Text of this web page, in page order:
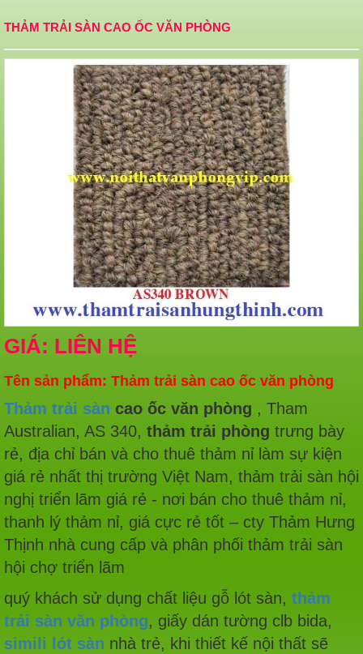
THẢM TRẢI SÀN CAO ỐC VĂN PHÒNG
GIÁ: LIÊN HỆ
Tên sản phẩm: Thảm trải sàn cao ốc văn phòng
Thảm trải sàn cao ốc văn phòng , Tham
Australian, AS 340, thảm trải phòng trưng bày
rẻ, địa chỉ bán và cho thuê thảm nỉ làm sự kiện
giá rẻ nhất thị trường Việt Nam, thảm trải sàn hội
nghị triển lãm giá rẻ - nơi bán cho thuê thảm nỉ,
thanh lý thảm nỉ, giá cực rẻ tốt – cty Thảm Hưng
Thịnh nhà cung cấp và phân phối thảm trải sàn
hội chợ triển lãm
quý khách sử dụng chất liệu gỗ lót sàn, thảm
trải sàn văn phòng, giấy dán tường clb bida,
simili lót sàn nhà trẻ, khi thiết kế nội thất sẽ